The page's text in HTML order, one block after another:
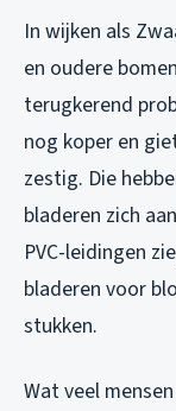
In wijken als
en oudere
terugkerend
nog koper en
zestig. Die
bladeren zich
PVC-leidingen
bladeren voor
stukken.
Wat veel